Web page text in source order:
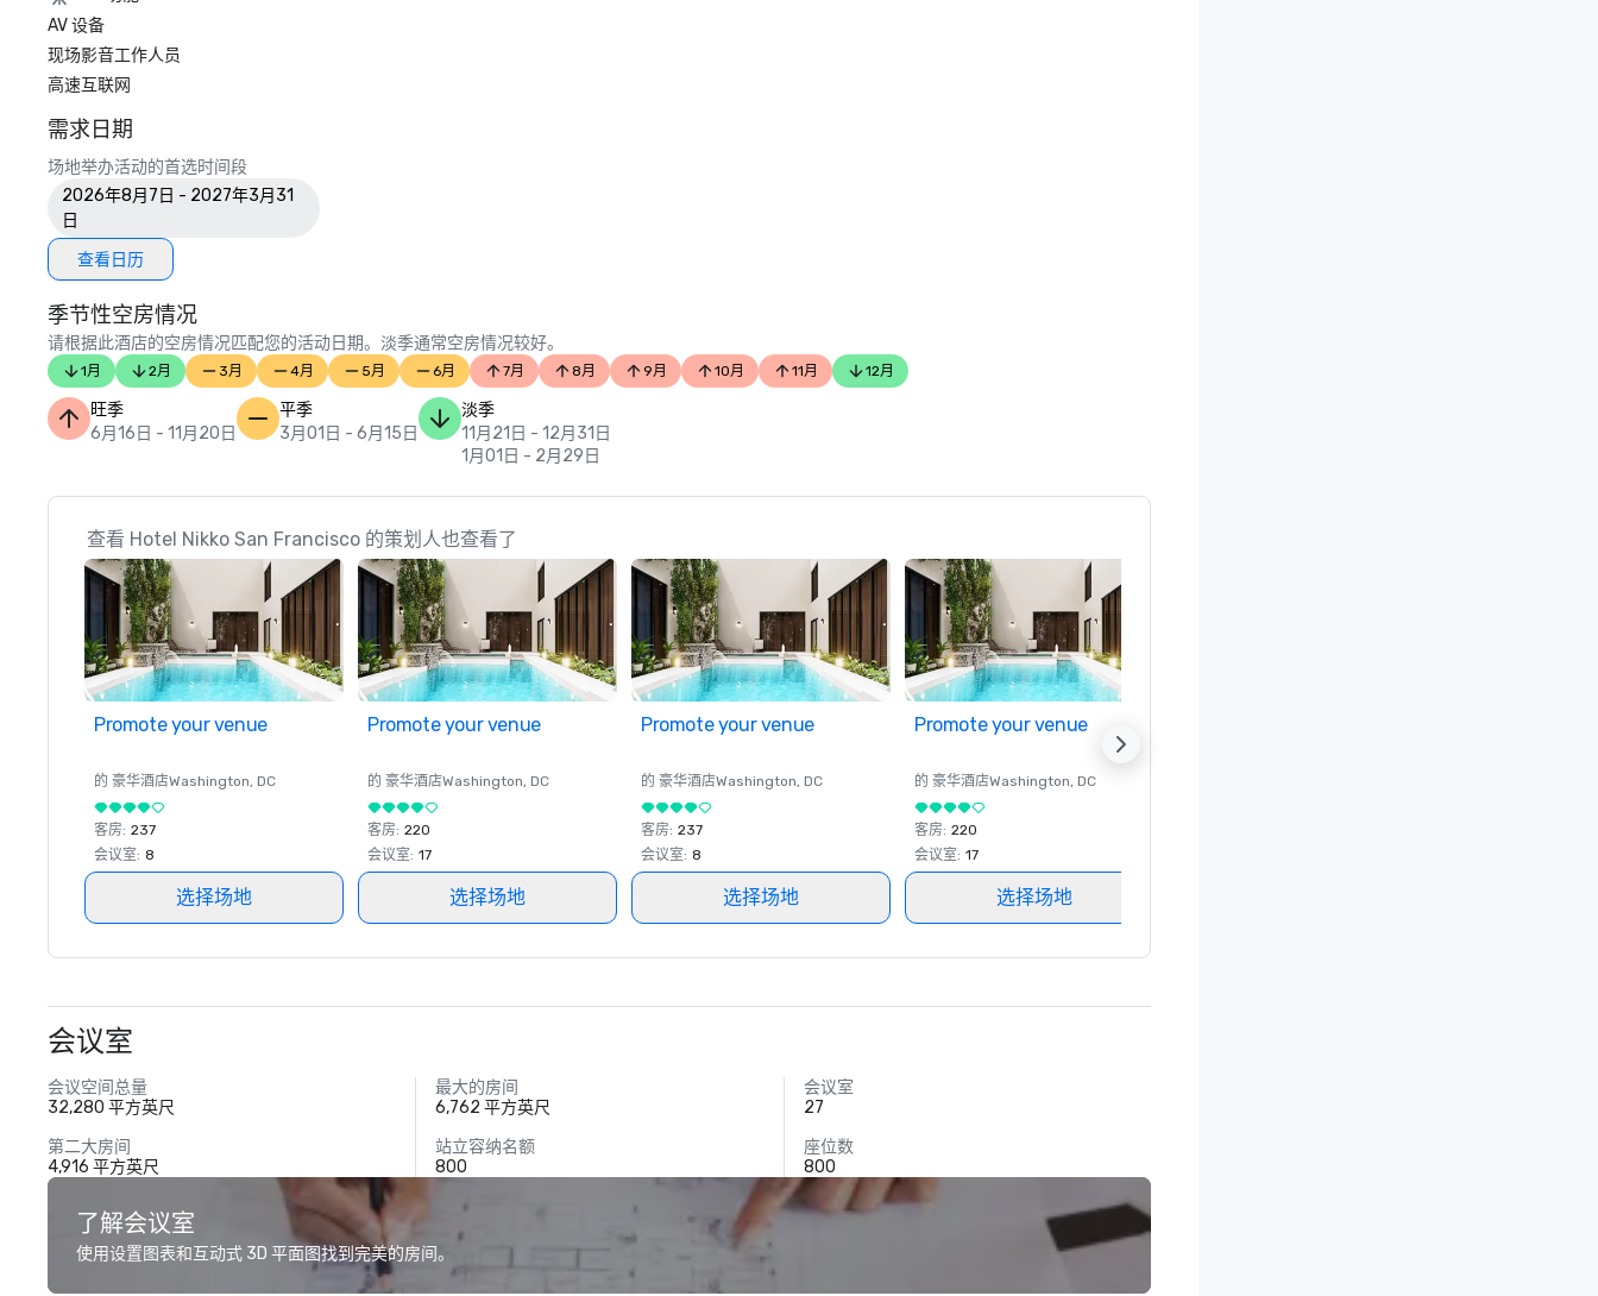
AV 设备
现场影音工作人员
高速互联网
需求日期
场地举办活动的首选时间段
2026年8月7日 - 2027年3月31
日
查看日历
季节性空房情况
请根据此酒店的空房情况匹配您的活动日期。淡季通常空房情况较好。
1月 2月 3月 4月 5月 6月 7月 8月 9月 10月 11月 12月
旺季
6月16日 - 11月20日
平季
3月01日 - 6月15日
淡季
11月21日 - 12月31日
1月01日 - 2月29日
查看 Hotel Nikko San Francisco 的策划人也查看了
Promote your venue
的 豪华酒店Washington, DC
客房: 237
会议室: 8
选择场地
Promote your venue
的 豪华酒店Washington, DC
客房: 220
会议室: 17
选择场地
Promote your venue
的 豪华酒店Washington, DC
客房: 237
会议室: 8
选择场地
Promote your venue
的 豪华酒店Washington, DC
客房: 220
会议室: 17
选择场地
会议室
会议空间总量
32,280 平方英尺
最大的房间
6,762 平方英尺
会议室
27
第二大房间
4,916 平方英尺
站立容纳名额
800
座位数
800
了解会议室
使用设置图表和互动式 3D 平面图找到完美的房间。